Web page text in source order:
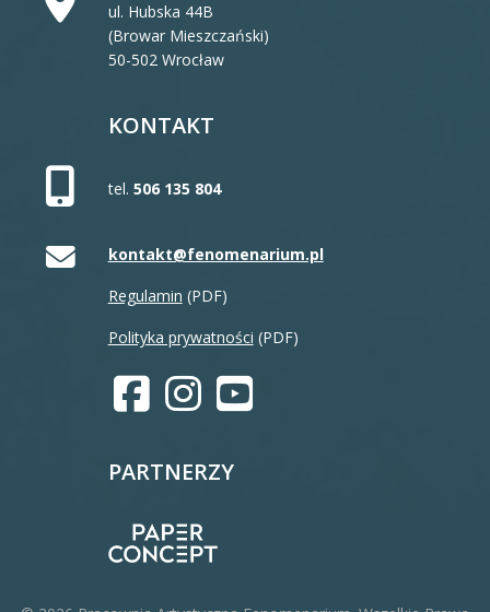
ul. Hubska 44B
(Browar Mieszczański)
50-502 Wrocław
KONTAKT
tel. 506 135 804
kontakt@fenomenarium.pl
Regulamin (PDF)
Polityka prywatności (PDF)
PARTNERZY